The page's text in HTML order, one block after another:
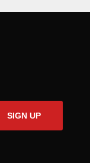
SIGN UP